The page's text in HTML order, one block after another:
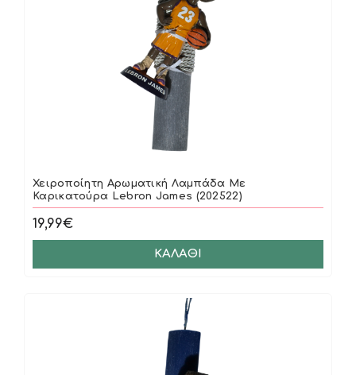
Χειροποίητη Αρωματική Λαμπάδα Με
Καρικατούρα Lebron James (202522)
19,99€
ΚΑΛΆΘΙ